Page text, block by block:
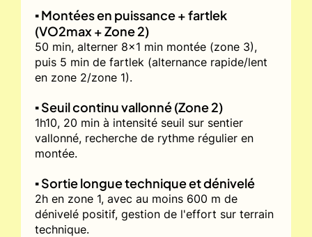
▪️ Montées en puissance + fartlek
(VO2max + Zone 2)
50 min, alterner 8x1 min montée (zone 3),
puis 5 min de fartlek (alternance rapide/lent
en zone 2/zone 1).
▪️ Seuil continu vallonné (Zone 2)
1h10, 20 min à intensité seuil sur sentier
vallonné, recherche de rythme régulier en
montée.
▪️ Sortie longue technique et dénivelé
2h en zone 1, avec au moins 600 m de
dénivelé positif, gestion de l'effort sur terrain
technique.